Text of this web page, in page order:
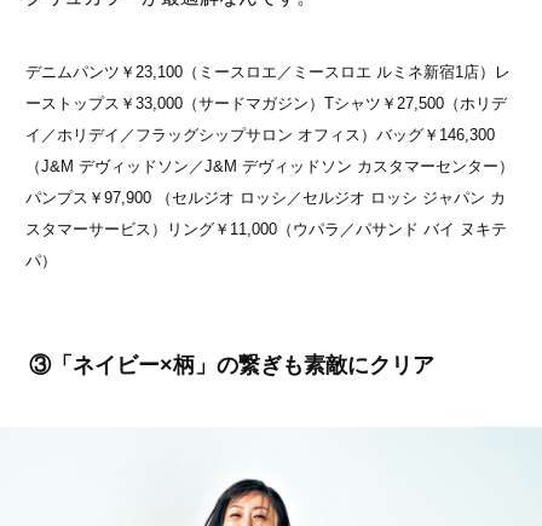
デニムパンツ￥23,100（ミースロエ／ミースロエ ルミネ新宿1店）レ
ーストップス￥33,000（サードマガジン）Tシャツ￥27,500（ホリデ
イ／ホリデイ／フラッグシップサロン オフィス）バッグ￥146,300
（J&M デヴィッドソン／J&M デヴィッドソン カスタマーセンター）
パンプス￥97,900 （セルジオ ロッシ／セルジオ ロッシ ジャパン カ
スタマーサービス）リング￥11,000（ウパラ／パサンド バイ ヌキテ
パ）
③「ネイビー×柄」の繋ぎも素敵にクリア